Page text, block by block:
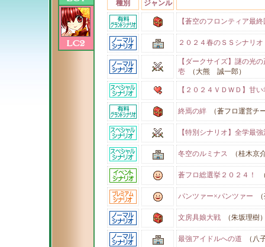
種別
ジャンル
【蒼空のフロンティア最
２０２４春のＳＳシナリオ
【ダークサイズ】謎の光
壱 （大熊 誠一郎）
【２０２４ＶＤＷＤ】甘
終焉の絆 （蒼フロ運営チ
【特別シナリオ】全学最
冬空のルミナス （桂木京
蒼フロ総選挙２０２４！
パンツァー×パンツァー
文房具娘大戦 （朱坂理樹
最強アイドルへの道 （八